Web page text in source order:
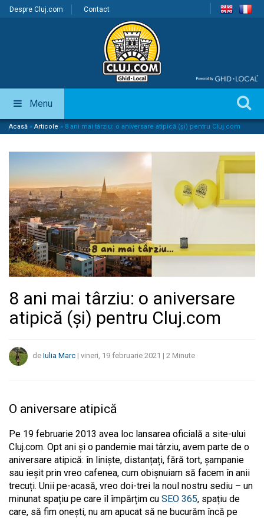
Despre Cluj.com Contact
Menu
Acasă » Articole » 8 ani mai târziu: o aniversare atipică (și) pentru Cluj.com
8 ani mai târziu: o aniversare
atipică (și) pentru Cluj.com
de Iulia Marc | vineri, 19 februarie 2021 | 2 Minute
O aniversare atipică
Pe 19 februarie 2013 avea loc lansarea oficială a site-ului
Cluj.com. Opt ani și o pandemie mai târziu, avem parte de o
aniversare atipică: în liniște, distanțați, fără tort, șampanie
sau ieșit prin vreo cafenea, cum obișnuiam să facem în anii
trecuți. Unii pe-acasă, vreo doi-trei la noul nostru sediu – un
minunat spațiu pe care îl împărțim cu SEO 365, spațiu de
care, să fim onești, nu am apucat să ne bucurăm încă pe